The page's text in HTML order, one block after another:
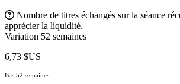
Nombre de titres échangés sur la séance
apprécier la liquidité.
Variation 52 semaines
6,73 $US
Bas 52 semaines